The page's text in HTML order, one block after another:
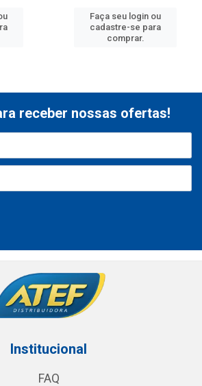
Faça seu login ou
cadastre-se para
comprar.
receber nossas ofertas!
Institucional
FAQ